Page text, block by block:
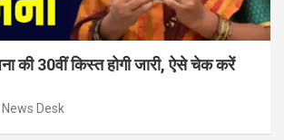
की 30वीं किस्त होगी जारी, ऐसे चेक करें
News Desk